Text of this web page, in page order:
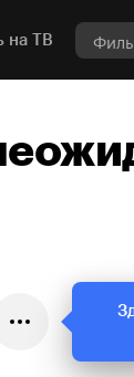
на ТВ